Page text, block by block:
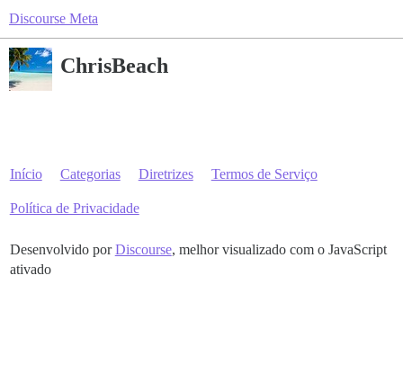
Discourse Meta
ChrisBeach
Início Categorias Diretrizes Termos de Serviço
Política de Privacidade
Desenvolvido porDiscourse, melhor visualizado com o JavaScript
ativado